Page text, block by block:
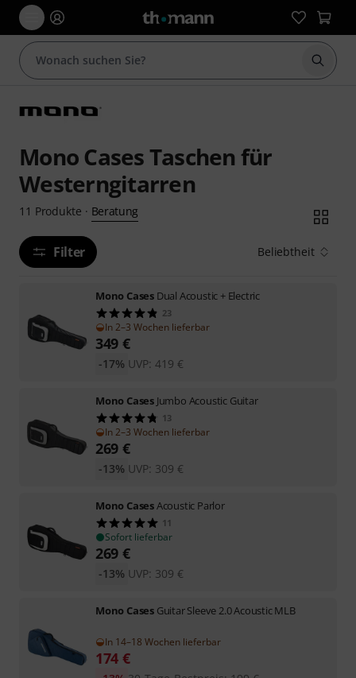
Suche
Mono Cases Taschen für
Westerngitarren
11 Produkte · Beratung
Filter Beliebtheit
Mono Cases Dual Acoustic + Electric
23
In 2–3 Wochen lieferbar
349 €
UVP: 419 €
-17%
Mono Cases Jumbo Acoustic Guitar
13
In 2–3 Wochen lieferbar
269 €
UVP: 309 €
-13%
Mono CasesAcoustic Parlor
11
Sofort lieferbar
269 €
UVP: 309 €
-13%
Mono Cases Guitar Sleeve 2.0 Acoustic MLB
In 14–18 Wochen lieferbar
174 €